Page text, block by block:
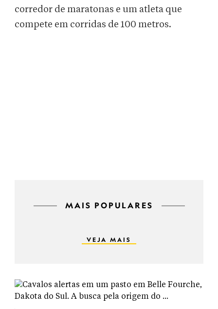
corredor de maratonas e um atleta que
compete em corridas de 100 metros.
MAIS POPULARES
VEJA MAIS